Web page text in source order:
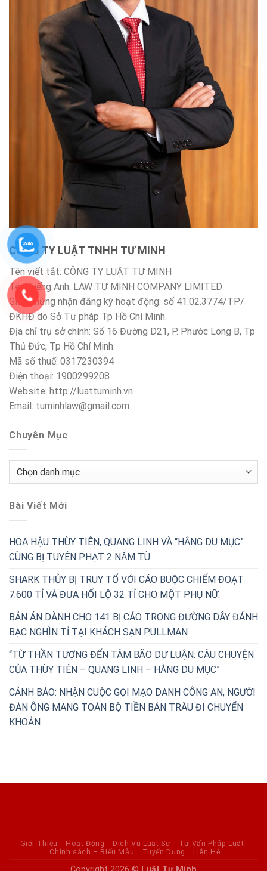
CÔNG TY LUẬT TNHH TƯ MINH
Tên viết tắt: CÔNG TY LUẬT TƯ MINH
Tên Tiếng Anh: LAW TƯ MINH COMPANY LIMITED
Giấy chứng nhận đăng ký hoạt động: số 41.02.3774/TP/
ĐKHĐ do Sở Tư pháp Tp Hồ Chí Minh.
Địa chỉ trụ sở chính: Số 16 Đường D21, P. Phước Long B, Tp
Thủ Đức, Tp Hồ Chí Minh.
Mã số thuế: 0317230394
Điện thoại: 1900299208
Website: http://luattuminh.vn
Email: tuminhlaw@gmail.com
Chuyên Mục
Chuyên
Bài Viết Mới
HOA HẬU THÙY TIÊN, QUANG LINH VÀ “HẰNG DU MỤC”
CÙNG BỊ TUYÊN PHẠT 2 NĂM TÙ.
SHARK THỦY BỊ TRUY TỐ VỚI CÁO BUỘC CHIẾM ĐOẠT
7.600 TỈ VÀ ĐƯA HỐI LỘ 32 TỈ CHO MỘT PHỤ NỮ.
BẢN ÁN DÀNH CHO 141 BỊ CÁO TRONG ĐƯỜNG DÂY ĐÁNH
BẠC NGHÌN TỈ TẠI KHÁCH SẠN PULLMAN
“TỪ THẦN TƯỢNG ĐẾN TÂM BÃO DƯ LUẬN: CÂU CHUYỆN
CỦA THÙY TIÊN – QUANG LINH – HẰNG DU MỤC”
CẢNH BÁO: NHẬN CUỘC GỌI MẠO DANH CÔNG AN, NGƯỜI
ĐÀN ÔNG MANG TOÀN BỘ TIỀN BÁN TRÂU ĐI CHUYỂN
KHOẢN
Giới Thiệu Hoạt Động Dịch Vụ Luật Sư
Tư Vấn Pháp Luật
Chính sách – Biểu Mẫu
Tuyển Dụng Liên Hệ